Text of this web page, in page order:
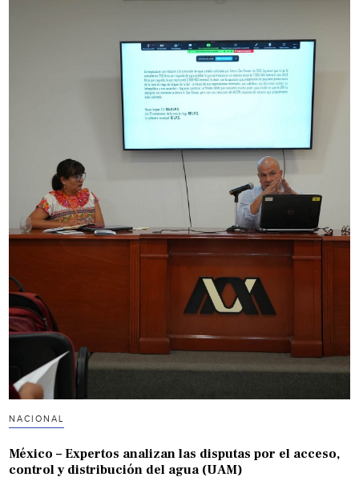
NACIONAL
México – Expertos analizan las disputas por el acceso,
control y distribución del agua (UAM)